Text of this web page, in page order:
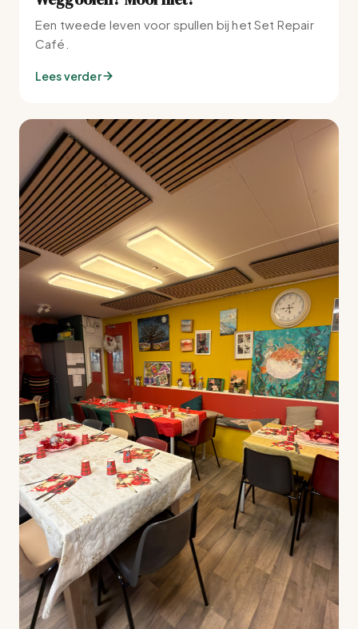
Een tweede leven voor spullen bij het Set Repair
Café.
Lees verder